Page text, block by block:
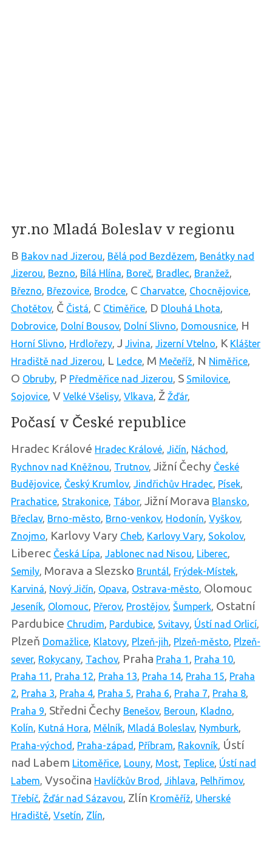
yr.no Mladá Boleslav v regionu
B Bakov nad Jizerou, Bělá pod Bezdězem, Benátky nad
Jizerou, Bezno, Bílá Hlína, Boreč, Bradlec, Branžež,
Březno, Březovice, Brodce, C Charvatce, Chocnějovice,
Chotětov, Č Čistá, C Ctiměřice, D Dlouhá Lhota,
Dobrovice, Dolní Bousov, Dolní Slivno, Domousnice, H
Horní Slivno, Hrdlořezy, J Jivina, Jizerní Vtelno, K Klášter
Hradiště nad Jizerou, L Ledce, M Mečeříž, N Niměřice,
O Obruby, P Předměřice nad Jizerou, S Smilovice,
Sojovice, V Velké Všelisy, Vlkava, Ž Žďár,
Počasí v České republice
Hradec Králové Hradec Králové, Jičín, Náchod ,
Rychnov nad Kněžnou, Trutnov, Jižní Čechy České
Budějovice, Český Krumlov, Jindřichův Hradec, Písek,
Prachatice, Strakonice, Tábor, Jižní Morava Blansko,
Břeclav, Brno-město, Brno-venkov, Hodonín, Vyškov,
Znojmo, Karlovy Vary Cheb, Karlovy Vary, Sokolov,
Liberec Česká Lípa, Jablonec nad Nisou, Liberec,
Semily, Morava a Slezsko Bruntál, Frýdek-Místek,
Karviná, Nový Jičín, Opava, Ostrava-město, Olomouc
Jeseník, Olomouc, Přerov, Prostějov, Šumperk, Ostatní
Pardubice Chrudim, Pardubice, Svitavy, Ústí nad Orlicí,
Plzeň Domažlice, Klatovy, Plzeň-jih, Plzeň-město, Plzeň-
sever, Rokycany, Tachov, Praha Praha 1 , Praha 10,
Praha 11 , Praha 12, Praha 13, Praha 14, Praha 15, Praha
2, Praha 3, Praha 4, Praha 5, Praha 6, Praha 7, Praha 8,
Praha 9, Středni Čechy Benešov, Beroun, Kladno,
Kolín, Kutná Hora, Mělník, Mladá Boleslav, Nymburk,
Praha-východ , Praha-západ , Příbram, Rakovník, Ústí
nad Labem Litoměřice, Louny, Most, Teplice, Ústí nad
Labem, Vysočina Havlíčkův Brod , Jihlava, Pelhřimov,
Třebíč, Žďár nad Sázavou, Zlín Kroměříž, Uherské
Hradiště, Vsetín, Zlín,